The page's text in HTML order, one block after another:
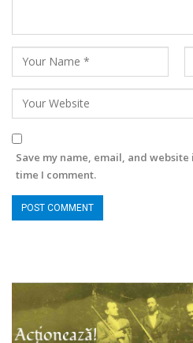
Save my name, email, and
time I comment.